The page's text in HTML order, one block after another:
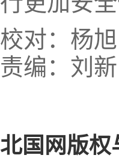
校对：杨旭
责编：刘新
北国网版权